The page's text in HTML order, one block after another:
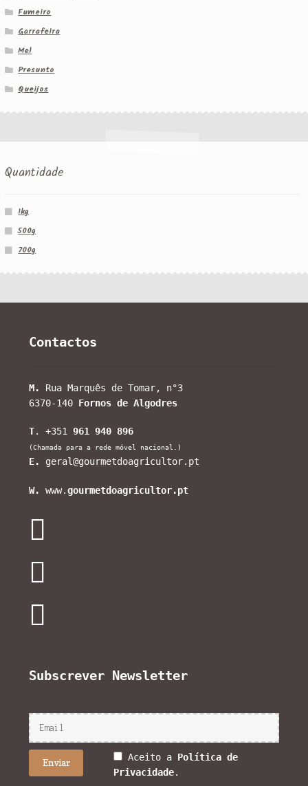
Fumeiro
Garrafeira
Mel
Presunto
Queijos
Quantidade
1kg
500g
700g
Contactos
M.
Rua Marquês de Tomar, n°3
6370-140 Fornos de Algodres
T. +351961 940 896
(Chamada para a rede móvel nacional.)
E. geral@gourmetdoagricultor.pt
W. www.gourmetdoagricultor.pt
Subscrever Newsletter
Aceito a Política de
Privacidade.